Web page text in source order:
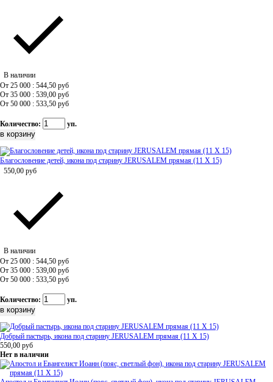
В наличии
От 25 000 : 544,50 руб
От 35 000 : 539,00 руб
От 50 000 : 533,50 руб
Количество: уп.
Благословение детей, икона под старину JERUSALEM прямая (11 Х 15)
550,00 руб
В наличии
От 25 000 : 544,50 руб
От 35 000 : 539,00 руб
От 50 000 : 533,50 руб
Количество: уп.
Добрый пастырь, икона под старину JERUSALEM прямая (11 Х 15)
550,00 руб
Нет в наличии